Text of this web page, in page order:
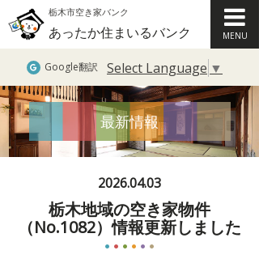
栃木市空き家バンク
あったか住まいるバンク MENU
Google翻訳 Select Language ▼
最新情報
2026.04.03
栃木地域の空き家物件
（No.1082）情報更新しました